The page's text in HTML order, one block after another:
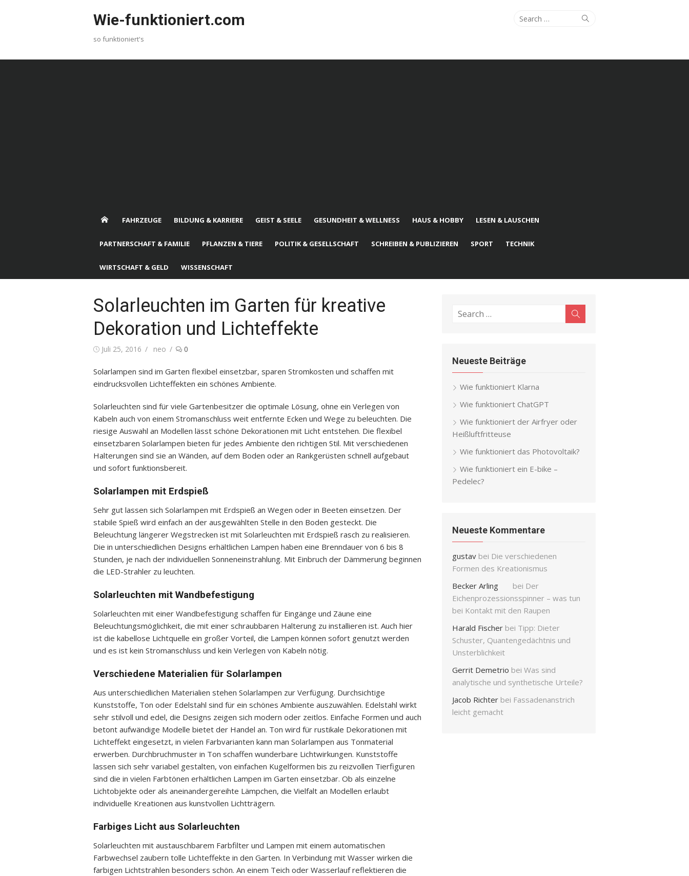
Wie-funktioniert.com
so funktioniert's
Search
Search
FAHRZEUGE BILDUNG & KARRIERE GEIST & SEELE GESUNDHEIT & WELLNESS HAUS & HOBBY LESEN & LAUSCHEN
PARTNERSCHAFT & FAMILIE PFLANZEN & TIERE POLITIK & GESELLSCHAFT SCHREIBEN & PUBLIZIEREN SPORT TECHNIK
WIRTSCHAFT & GELD WISSENSCHAFT
Solarleuchten im Garten für kreative
Dekoration und Lichteffekte
Posted
Juli 25, 2016 Author
neo 0
Solarlampen sind im Garten flexibel einsetzbar, sparen Stromkosten und schaffen mit
eindrucksvollen Lichteffekten ein schönes Ambiente.
Solarleuchten sind für viele Gartenbesitzer die optimale Lösung, ohne ein Verlegen von
Kabeln auch von einem Stromanschluss weit entfernte Ecken und Wege zu beleuchten. Die
riesige Auswahl an Modellen lässt schöne Dekorationen mit Licht entstehen. Die flexibel
einsetzbaren Solarlampen bieten für jedes Ambiente den richtigen Stil. Mit verschiedenen
Halterungen sind sie an Wänden, auf dem Boden oder an Rankgerüsten schnell aufgebaut
und sofort funktionsbereit.
Solarlampen mit Erdspieß
Sehr gut lassen sich Solarlampen mit Erdspieß an Wegen oder in Beeten einsetzen. Der
stabile Spieß wird einfach an der ausgewählten Stelle in den Boden gesteckt. Die
Beleuchtung längerer Wegstrecken ist mit Solarleuchten mit Erdspieß rasch zu realisieren.
Die in unterschiedlichen Designs erhältlichen Lampen haben eine Brenndauer von 6 bis 8
Stunden, je nach der individuellen Sonneneinstrahlung. Mit Einbruch der Dämmerung beginnen
die LED-Strahler zu leuchten.
Solarleuchten mit Wandbefestigung
Solarleuchten mit einer Wandbefestigung schaffen für Eingänge und Zäune eine
Beleuchtungsmöglichkeit, die mit einer schraubbaren Halterung zu installieren ist. Auch hier
ist die kabellose Lichtquelle ein großer Vorteil, die Lampen können sofort genutzt werden
und es ist kein Stromanschluss und kein Verlegen von Kabeln nötig.
Verschiedene Materialien für Solarlampen
Aus unterschiedlichen Materialien stehen Solarlampen zur Verfügung. Durchsichtige
Kunststoffe, Ton oder Edelstahl sind für ein schönes Ambiente auszuwählen. Edelstahl wirkt
sehr stilvoll und edel, die Designs zeigen sich modern oder zeitlos. Einfache Formen und auch
betont aufwändige Modelle bietet der Handel an. Ton wird für rustikale Dekorationen mit
Lichteffekt eingesetzt, in vielen Farbvarianten kann man Solarlampen aus Tonmaterial
erwerben. Durchbruchmuster in Ton schaffen wunderbare Lichtwirkungen. Kunststoffe
lassen sich sehr variabel gestalten, von einfachen Kugelformen bis zu reizvollen Tierfiguren
sind die in vielen Farbtönen erhältlichen Lampen im Garten einsetzbar. Ob als einzelne
Lichtobjekte oder als aneinandergereihte Lämpchen, die Vielfalt an Modellen erlaubt
individuelle Kreationen aus kunstvollen Lichtträgern.
Farbiges Licht aus Solarleuchten
Solarleuchten mit austauschbarem Farbfilter und Lampen mit einem automatischen
Farbwechsel zaubern tolle Lichteffekte in den Garten. In Verbindung mit Wasser wirken die
farbigen Lichtstrahlen besonders schön. An einem Teich oder Wasserlauf reflektieren die
Search
Neueste Beiträge
Wie funktioniert Klarna
Wie funktioniert ChatGPT
Wie funktioniert der Airfryer oder
Heißluftfritteuse
Wie funktioniert das Photovoltaik?
Wie funktioniert ein E-bike –
Pedelec?
Neueste Kommentare
gustav bei Die verschiedenen
Formen des Kreationismus
Becker Arling
bei Der
Eichenprozessionsspinner – was tun
bei Kontakt mit den Raupen
Harald Fischer bei Tipp: Dieter
Schuster, Quantengedächtnis und
Unsterblichkeit
Gerrit Demetrio bei Was sind
analytische und synthetische Urteile?
Jacob Richter bei Fassadenanstrich
leicht gemacht